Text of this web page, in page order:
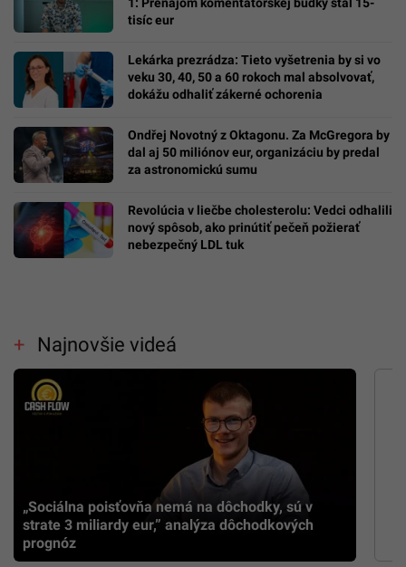
tisíc eur
Lekárka prezrádza: Tieto vyšetrenia by si vo
veku 30, 40, 50 a 60 rokoch mal absolvovať,
dokážu odhaliť zákerné ochorenia
Ondřej Novotný z Oktagonu. Za McGregora by
dal aj 50 miliónov eur, organizáciu by predal
za astronomickú sumu
Revolúcia v liečbe cholesterolu: Vedci odhalili
nový spôsob, ako prinútiť pečeň požierať
nebezpečný LDL tuk
Najnovšie videá
„Sociálna poisťovňa nemá na dôchodky, sú v
strate 3 miliardy eur,” analýza dôchodkových
prognóz